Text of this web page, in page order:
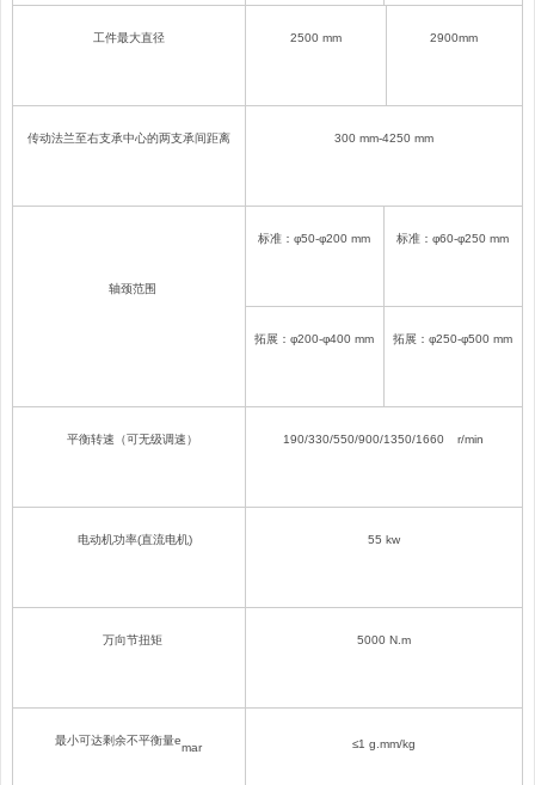
工件最大直径 2500 mm 2900mm
传动法兰至右支承中心的两支承间距离 300mm-4250 mm
轴颈范围
标准：φ50-φ200 mm 标准：φ60-φ250 mm
拓展：φ200-φ400 mm 拓展：φ250-φ500 mm
平衡转速 （可无级调速） 190/330/550/900/1350/1660 r/min
电动机功率(直流电机) 55 kw
万向节扭矩 5000 N. m
最小可达剩余不平衡量e
mar ≤1 g.mm/kg